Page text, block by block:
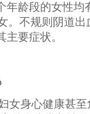
年龄段的女性均
。不规则阴道
要症状。
女身心健康甚